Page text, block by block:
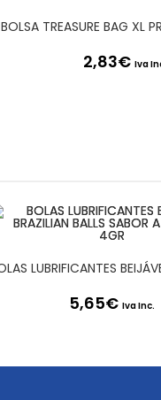
BOLSA TREASURE BAG XL
2,83€ Iva
5,65€ Iva Inc.